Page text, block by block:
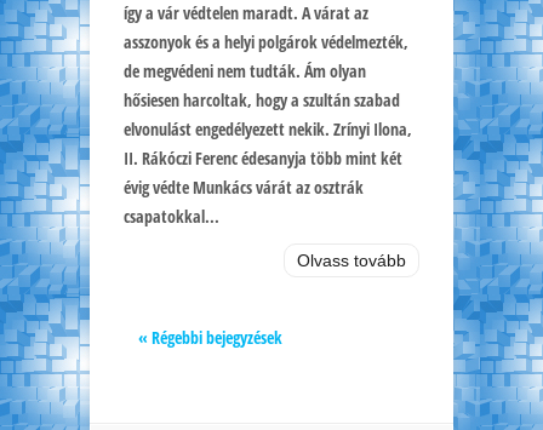
így a vár védtelen maradt. A várat az
asszonyok és a helyi polgárok védelmezték,
de megvédeni nem tudták. Ám olyan
hősiesen harcoltak, hogy a szultán szabad
elvonulást engedélyezett nekik. Zrínyi Ilona,
II. Rákóczi Ferenc édesanyja több mint két
évig védte Munkács várát az osztrák
csapatokkal...
Olvass tovább
« Régebbi bejegyzések